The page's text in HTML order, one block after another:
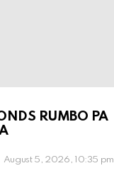
RUMBO PA
August 5, 2026, 10:35 pm